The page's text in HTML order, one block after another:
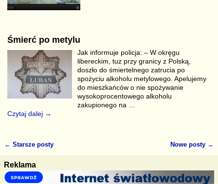
Śmierć po metylu
Jak informuje policja: – W okręgu
libereckim, tuz przy granicy z Polską,
doszło do śmiertelnego zatrucia po
spożyciu alkoholu metylowego. Apelujemy
do mieszkańców o nie spożywanie
wysokoprocentowego alkoholu
zakupionego na
Czytaj dalej →
← Starsze posty Nowe posty →
Reklama